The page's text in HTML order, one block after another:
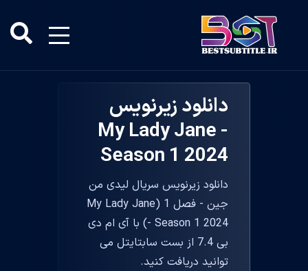
دانلود زیرنویس
My Lady Jane -
Season 1 2024
دانلود زیرنویس سریال لیدی من
جین - فصل 1 (My Lady Jane
- Season 1 2024) با آی ام دی
بی 7.4 از بست سابتایتل می
توانید دریافت کنید.